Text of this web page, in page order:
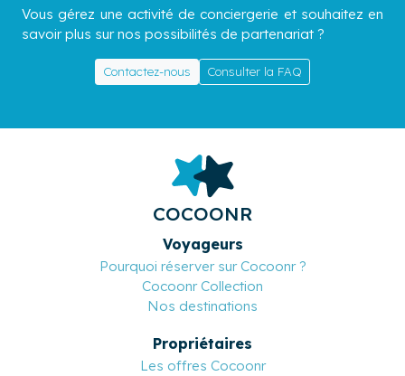
Vous gérez une activité de conciergerie et souhaitez en
savoir plus sur nos possibilités de partenariat ?
Contactez-nous Consulter la FAQ
COCOONR
Voyageurs
Pourquoi réserver sur Cocoonr ?
Cocoonr Collection
Nos destinations
Propriétaires
Les offres Cocoonr